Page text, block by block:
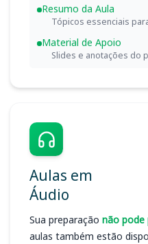
Resumo da Aula
Tópicos essenciais
Material de Apoio
Slides e anotações do
Aulas em
Áudio
Sua preparação não pode
aulas também estão